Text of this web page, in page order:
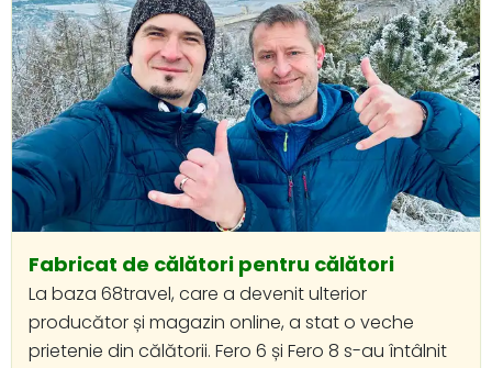
Fabricat de călători pentru călători
La baza 68travel, care a devenit ulterior
producător și magazin online, a stat o veche
prietenie din călătorii. Fero 6 și Fero 8 s-au întâlnit